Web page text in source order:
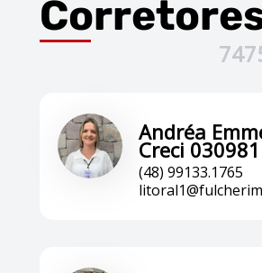
Andréa
Creci 030981
(48) 99133.1765